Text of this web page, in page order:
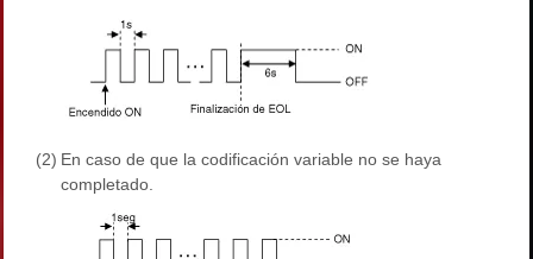
(2) En caso de que la codificación variable no se haya
completado.